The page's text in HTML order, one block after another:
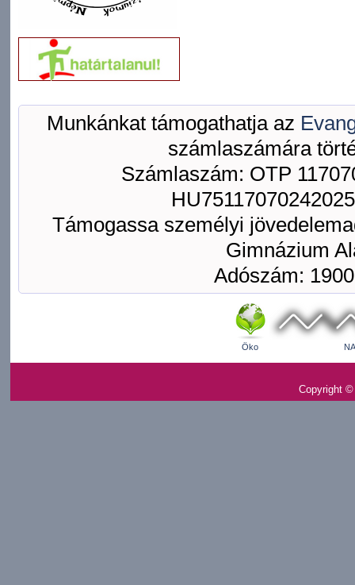
Munkánkat támogathatja az
számlaszámára
Számlaszám: OTP
Támogassa személyi
Gimnázium
Adószám:
Öko
Copyright